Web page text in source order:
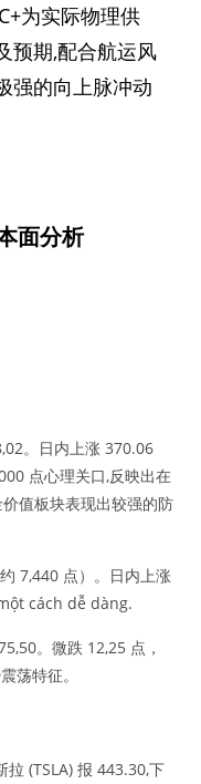
为实际物理供
预期,配合航运风
强的向上脉冲动
面分析
。日内上涨 370.06
点心理关口,反映出在
值板块表现出较强的防
7,440 点）。日内上涨
cách dễ dàng.
。微跌 12,25 点，
荡特征。
(TSLA) 报 443.30,下